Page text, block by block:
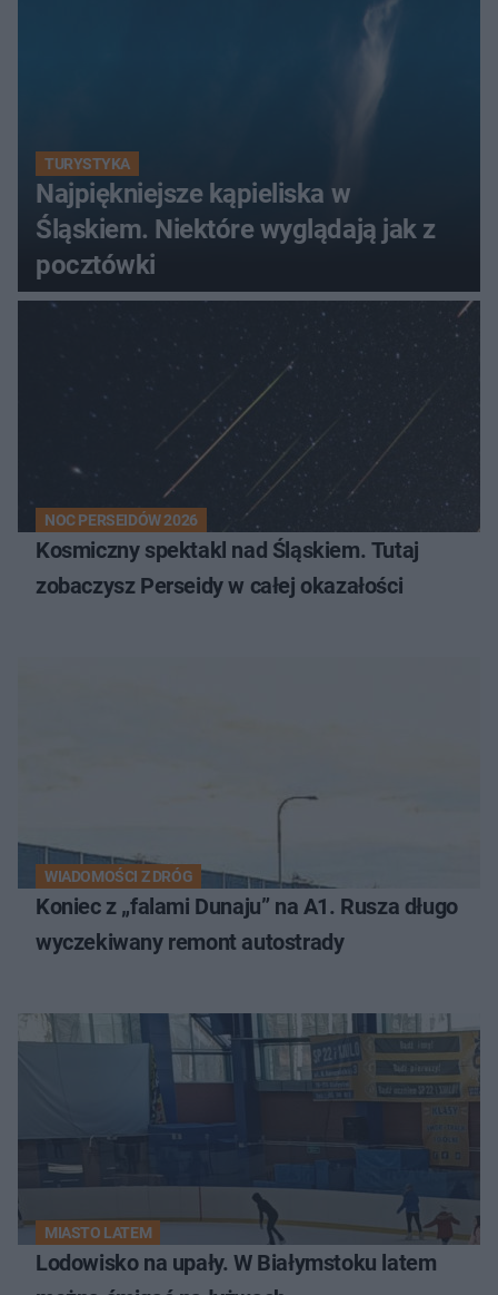
TURYSTYKA
Najpiękniejsze kąpieliska w
Śląskiem. Niektóre wyglądają jak z
pocztówki
NOC PERSEIDÓW 2026
Kosmiczny spektakl nad Śląskiem. Tutaj
zobaczysz Perseidy w całej okazałości
WIADOMOŚCI Z DRÓG
Koniec z „falami Dunaju” na A1. Rusza długo
wyczekiwany remont autostrady
MIASTO LATEM
Lodowisko na upały. W Białymstoku latem